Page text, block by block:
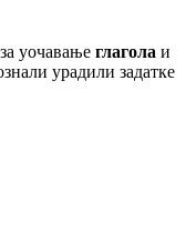
уочавање глагола и
урадили задатке